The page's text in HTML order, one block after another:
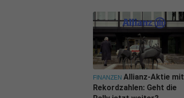
FINANZEN Allianz-Aktie mit
Rekordzahlen: Geht die